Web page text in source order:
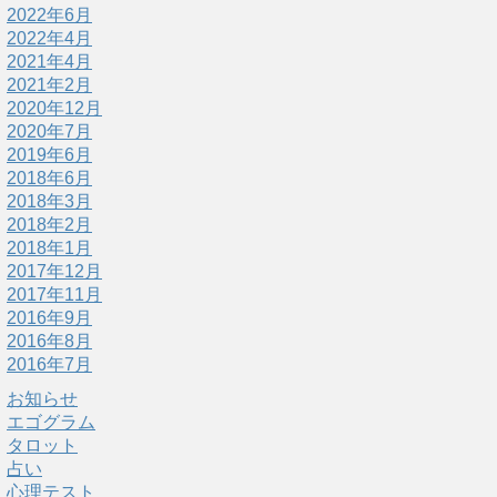
2022年6月
2022年4月
2021年4月
2021年2月
2020年12月
2020年7月
2019年6月
2018年6月
2018年3月
2018年2月
2018年1月
2017年12月
2017年11月
2016年9月
2016年8月
2016年7月
お知らせ
エゴグラム
タロット
占い
心理テスト